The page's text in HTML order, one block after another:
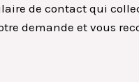
de contact qui
demande et vous